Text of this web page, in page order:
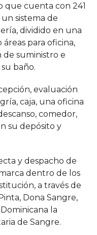
que cuenta con 241
sistema de
dividido en una
para oficina,
suministro e
baño.
evaluación
caja, una oficina
comedor,
su depósito y
y despacho de
dentro de los
a través de
Dona Sangre,
la
de Sangre.